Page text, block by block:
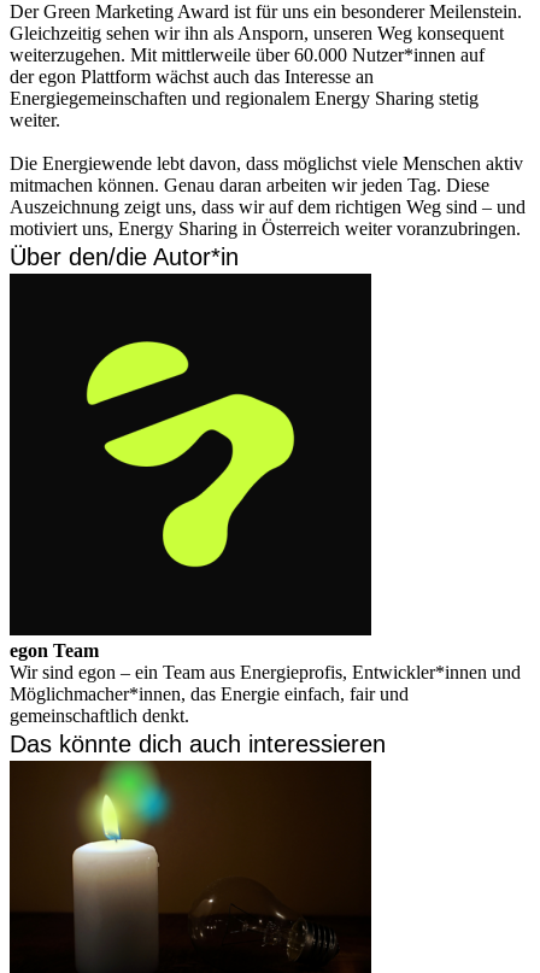
Der Green Marketing Award ist für uns ein besonderer Meilenstein.
Gleichzeitig sehen wir ihn als Ansporn, unseren Weg konsequent
weiterzugehen. Mit mittlerweile über 60.000 Nutzer*innen auf
der egon Plattform wächst auch das Interesse an
Energiegemeinschaften und regionalem Energy Sharing stetig
weiter.
Die Energiewende lebt davon, dass möglichst viele Menschen aktiv
mitmachen können. Genau daran arbeiten wir jeden Tag. Diese
Auszeichnung zeigt uns, dass wir auf dem richtigen Weg sind – und
motiviert uns, Energy Sharing in Österreich weiter voranzubringen.
Über den/die Autor*in
egon Team
Wir sind egon – ein Team aus Energieprofis, Entwickler*innen und
Möglichmacher*innen, das Energie einfach, fair und
gemeinschaftlich denkt.
Das könnte dich auch interessieren